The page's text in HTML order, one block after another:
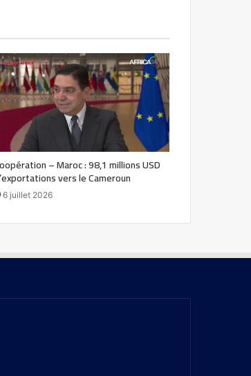
– Maroc : 98,1 millions USD
vers le Cameroun
6 juillet 2026